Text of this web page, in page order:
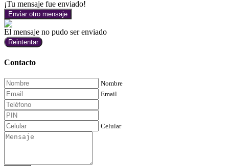
¡Tu mensaje fue enviado!
Enviar otro mensaje
El mensaje no pudo ser enviado
Reintentar
Contacto
Nombre
Email
Celular